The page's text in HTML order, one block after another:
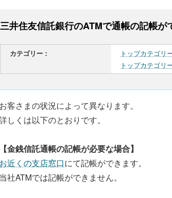
三井住友信託銀行のATMで通帳の記帳
カテゴリー : トップカテゴリ
トップカテゴリ
お客さまの状況によって異なります。
しくは以下のとおりです。
【金銭信託通帳の記帳が必要な場合】
お近くの支店窓口にて記帳ができます。
当社ATMでは記帳ができません。